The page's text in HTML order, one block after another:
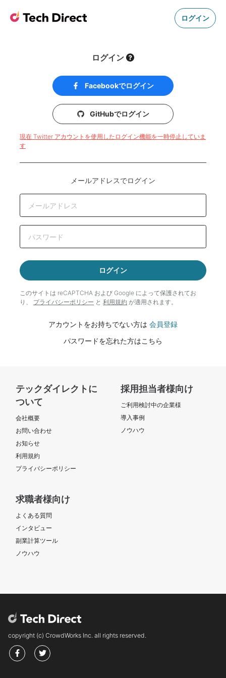
ログイン
ログイン
Facebookでログイン
GitHubでログイン
現在 Twitter アカウントを使用したログイン機能を一時停止していま
す
メールアドレスでログイン
ログイン
このサイトは reCAPTCHA および Google によって保護されてお
り、 プライバシーポリシー と 利用規約 が適用されます。
アカウントをお持ちでない方は 会員登録
パスワードを忘れた方はこちら
テックダイレクトに
ついて
会社概要
お問い合わせ
お知らせ
利用規約
プライバシーポリシー
採用担当者様向け
ご利用検討中の企業様
導入事例
ノウハウ
求職者様向け
よくある質問
インタビュー
副業計算ツール
ノウハウ
copyright (c) CrowdWorks Inc. all rights reserved.